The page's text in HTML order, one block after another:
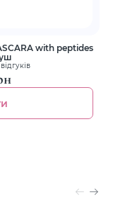
with peptides